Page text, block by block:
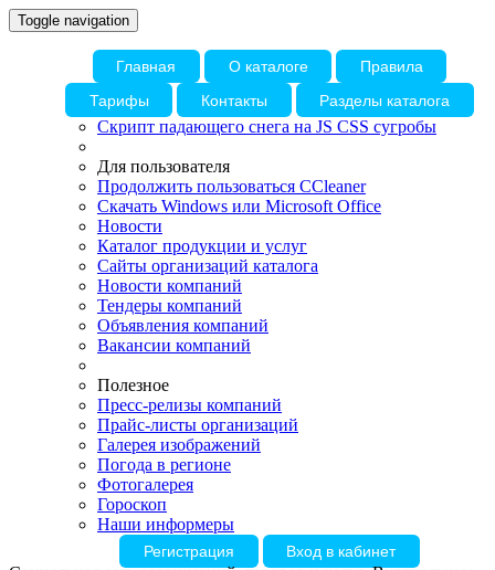
Toggle navigation
Главная О каталоге
Правила
Тарифы
Контакты Разделы каталога
Скрипт падающего снега на JS CSS сугробы
Для пользователя
Продолжить пользоваться CCleaner
Скачать Windows или Microsoft Office
Новости
Каталог продукции и услуг
Сайты организаций каталога
Новости компаний
Тендеры компаний
Объявления компаний
Вакансии компаний
Полезное
Пресс-релизы компаний
Прайс-листы организаций
Галерея изображений
Погода в регионе
Фотогалерея
Гороскоп
Наши информеры
Регистрация Вход в кабинет